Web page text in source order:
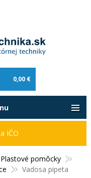
0,00 €
Plastové pomôcky
Vadosa pipeta
IČO